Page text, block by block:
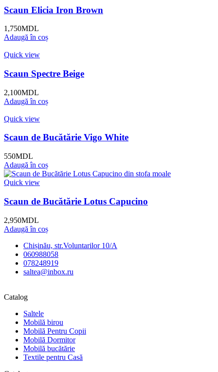
Scaun Elicia Iron Brown
1,750MDL
Adaugă în coș
Quick view
Scaun Spectre Beige
2,100MDL
Adaugă în coș
Quick view
Scaun de Bucătărie Vigo White
550MDL
Adaugă în coș
Quick view
Scaun de Bucătărie Lotus Capucino
2,950MDL
Adaugă în coș
Chișinău, str.Voluntarilor 10/A
060988058
078248919
saltea@inbox.ru
Catalog
Saltele
Mobilă birou
Mobilă Pentru Copii
Mobilă Dormitor
Mobilă bucătărie
Textile pentru Casă